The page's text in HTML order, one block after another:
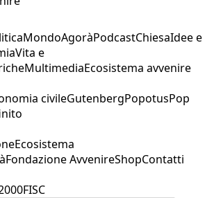
MondoAgoràPodcastChiesaIdee e
Vita e
MultimediaEcosistema avvenire
civileGutenbergPopotusPop
Ecosistema
Fondazione AvvenireShopContatti
FISC